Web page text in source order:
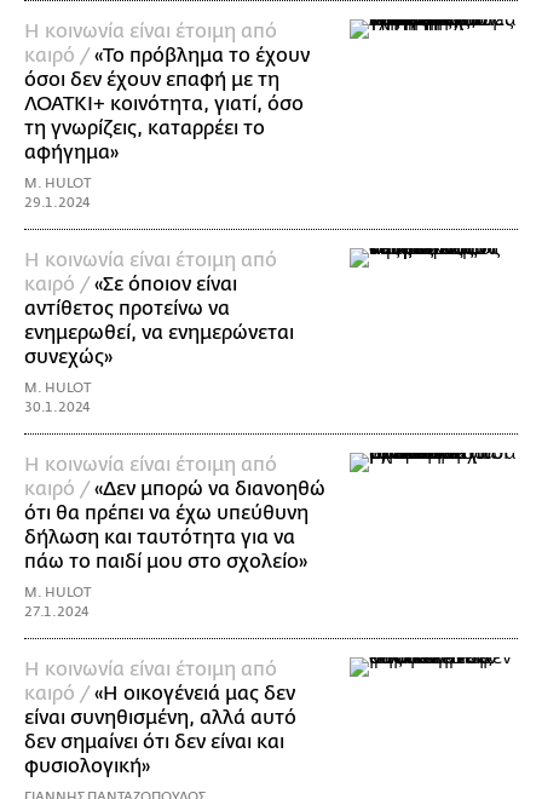
Η κοινωνία είναι έτοιμη από
καιρό /«Το πρόβλημα το έχουν
όσοι δεν έχουν επαφή με τη
ΛΟΑΤΚΙ+ κοινότητα, γιατί, όσο
τη γνωρίζεις, καταρρέει το
αφήγημα»
M. HULOT
29.1.2024
Η κοινωνία είναι έτοιμη από
καιρό /«Σε όποιον είναι
αντίθετος προτείνω να
ενημερωθεί, να ενημερώνεται
συνεχώς»
M. HULOT
30.1.2024
Η κοινωνία είναι έτοιμη από
καιρό /«Δεν μπορώ να διανοηθώ
ότι θα πρέπει να έχω υπεύθυνη
δήλωση και ταυτότητα για να
πάω το παιδί μου στο σχολείο»
M. HULOT
27.1.2024
Η κοινωνία είναι έτοιμη από
καιρό /«Η οικογένειά μας δεν
είναι συνηθισμένη, αλλά αυτό
δεν σημαίνει ότι δεν είναι και
φυσιολογική»